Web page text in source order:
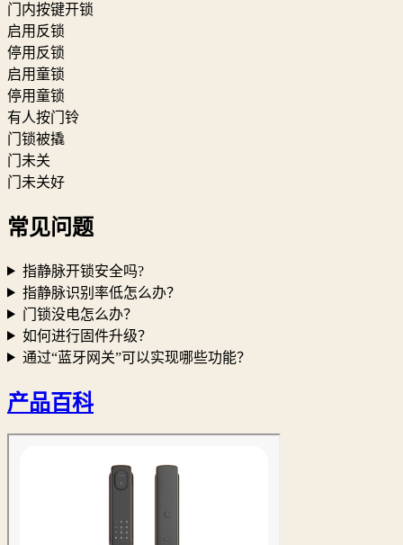
门内按键开锁
启用反锁
停用反锁
启用童锁
停用童锁
有人按门铃
门锁被撬
门未关
门未关好
常见问题
指静脉开锁安全吗?
指静脉识别率低怎么办？
门锁没电怎么办？
如何进行固件升级？
通过“蓝牙网关”可以实现哪些功能？
产品百科